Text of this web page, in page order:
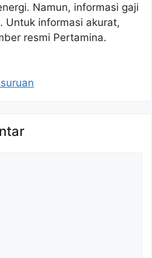
Namun, informasi gaji
Untuk informasi akurat,
resmi Pertamina.